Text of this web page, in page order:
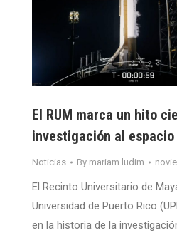
El RUM marca un hito
investigación al espacio
Noticias By mariam.ludim
El Recinto Universitario de
Universidad de Puerto Rico
en la historia de la